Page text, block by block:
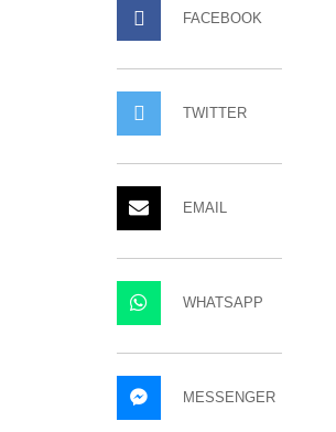
FACEBOOK
TWITTER
EMAIL
WHATSAPP
MESSENGER